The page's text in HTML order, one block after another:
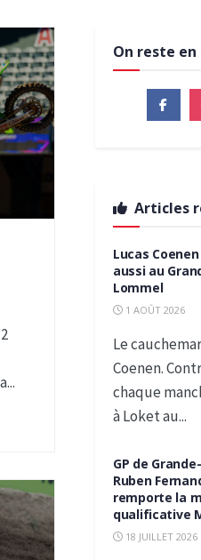
On reste
Articles
Lucas
aussi au
Lommel
1 AOÛT 2026
Le
Coenen.
chaque
à Loket au...
GP de
Ruben
remporte la
qualificative
18 JUILLET 2026